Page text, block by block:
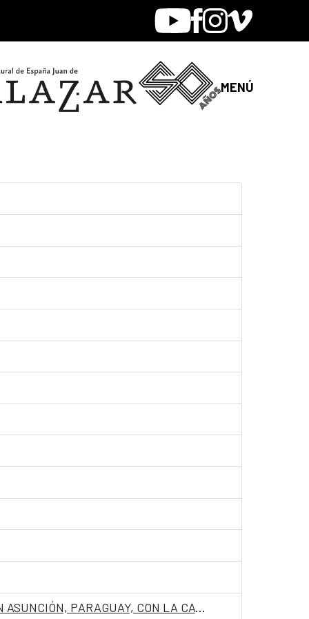
YoutubeFacebook
Instagram
Vimeo
MENÚ
CONVOCATORIA PARA INGRESO COMO PERSONAL LABORAL FIJO EN LA EMBAJADA DE ESPAÑA EN ASUNCIÓN, PARAGUAY, CON LA CATEGORIA DE AUXILIAR PT 05360373